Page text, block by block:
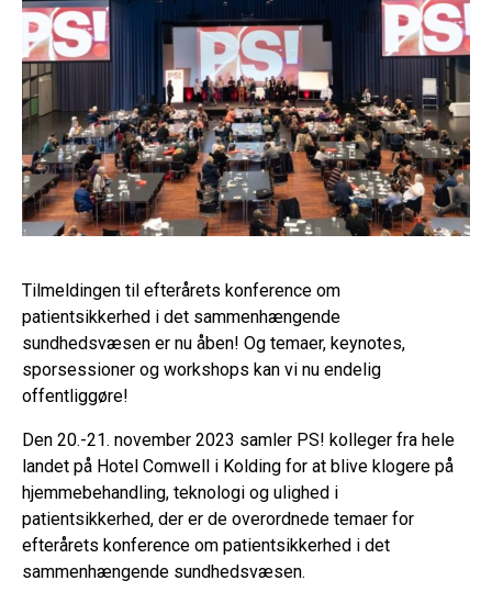
Tilmeldingen til efterårets konference om
patientsikkerhed i det sammenhængende
sundhedsvæsen er nu åben! Og temaer, keynotes,
sporsessioner og workshops kan vi nu endelig
offentliggøre!
Den 20.-21. november 2023 samler PS! kolleger fra hele
landet på Hotel Comwell i Kolding for at blive klogere på
hjemmebehandling, teknologi og ulighed i
patientsikkerhed, der er de overordnede temaer for
efterårets konference om patientsikkerhed i det
sammenhængende sundhedsvæsen.